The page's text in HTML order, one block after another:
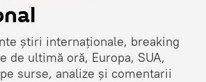
știri internaționale, breaking
de ultimă oră, Europa, SUA,
surse, analize și comentarii